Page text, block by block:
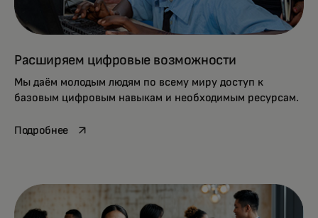
Расширяем цифровые возможности
Мы даём молодым людям по всему миру доступ к
базовым цифровым навыкам и необходимым ресурсам.
Подробнееopens in a new tab